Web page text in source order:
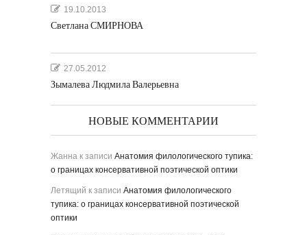
19.10.2013
Светлана СМИРНОВА
27.05.2012
Зымалева Людмила Валерьевна
НОВЫЕ КОММЕНТАРИИ
Жанна к записи Анатомия филологического тупика:
о границах консервативной поэтической оптики
Летящий к записи Анатомия филологического
тупика: о границах консервативной поэтической
оптики